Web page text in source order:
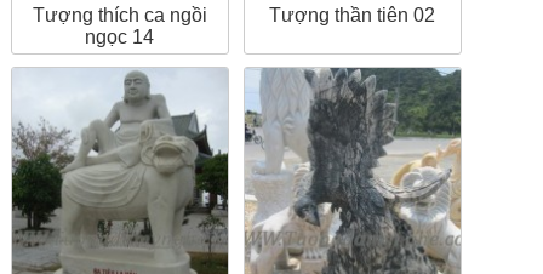
Tượng thích ca ngồi
ngọc 14
Tượng thần tiên 02